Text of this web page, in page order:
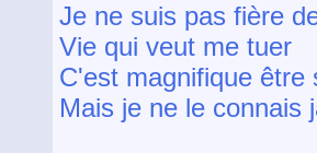
Je ne suis pas fière
Vie qui veut me tuer
C'est magnifique être
Mais je ne le connais